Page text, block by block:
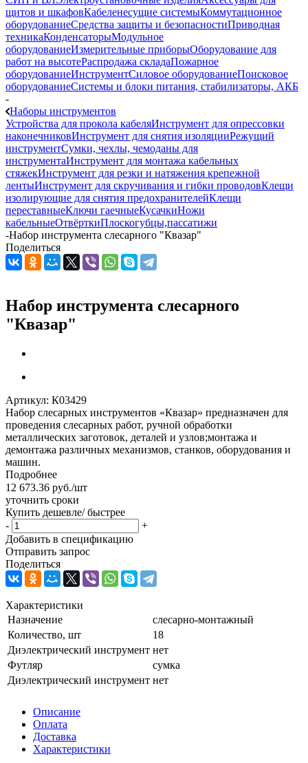
щитов и шкафовКабеленесущие системыКоммутационное
оборудованиеСредства защиты и безопасностиПриводная
техникаКонденсаторыМодульное
оборудованиеИзмерительные приборыОборудование для
работ на высотеРаспродажа складаПожарное
оборудованиеИнструментСиловое оборудованиеПоисковое
оборудованиеСистемы и блоки питания, стабилизаторы, АКБ
-
Наборы инструментов
Устройства для прокола кабеляИнструмент для опрессовки
наконечниковИнструмент для снятия изоляцииРежущий
инструментСумки, чехлы, чемоданы для
инструментаИнструмент для монтажа кабельных
стяжекИнструмент для резки и натяжения крепежной
лентыИнструмент для скручивания и гибки проводовКлещи
изолирующие для снятия предохранителейКлещи
переставныеКлючи гаечныеКусачкиНожи
кабельныеОтвёрткиПлоскогубцы,пассатижи
-Набор инструмента слесарного "Квазар"
Поделиться
Набор инструмента слесарного
"Квазар"
Артикул: К03429
Набор слесарных инструментов «Квазар» предназначен для
проведения слесарных работ, ручной обработки
металлических заготовок, деталей и узлов;монтажа и
демонтажа различных механизмов, станков, оборудования и
машин.
Подробнее
12 673.36 руб./шт
уточнить сроки
Купить дешевле/ быстрее
-
+
Добавить в спецификацию
Отправить запрос
Поделиться
Характеристики
Назначение
слесарно-монтажный
Количество, шт
18
Диэлектрический инструмент нет
Футляр
сумка
Диэлектрический инструмент нет
Описание
Оплата
Доставка
Характеристики